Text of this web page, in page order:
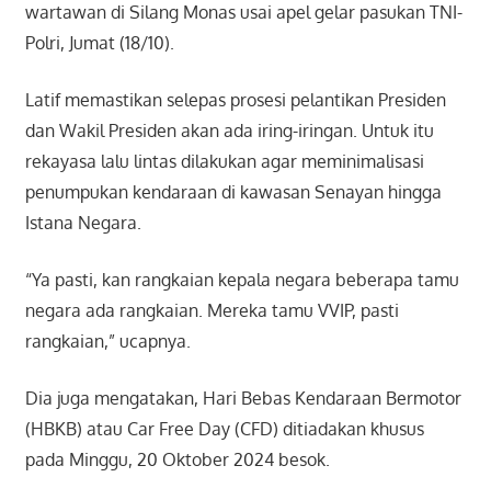
wartawan di Silang Monas usai apel gelar pasukan TNI-
Polri, Jumat (18/10).
Latif memastikan selepas prosesi pelantikan Presiden
dan Wakil Presiden akan ada iring-iringan. Untuk itu
rekayasa lalu lintas dilakukan agar meminimalisasi
penumpukan kendaraan di kawasan Senayan hingga
Istana Negara.
“Ya pasti, kan rangkaian kepala negara beberapa tamu
negara ada rangkaian. Mereka tamu VVIP, pasti
rangkaian,” ucapnya.
Dia juga mengatakan, Hari Bebas Kendaraan Bermotor
(HBKB) atau Car Free Day (CFD) ditiadakan khusus
pada Minggu, 20 Oktober 2024 besok.